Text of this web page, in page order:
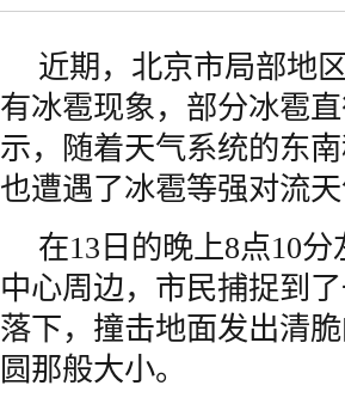
近期，北京市局部地
有冰雹现象，部分冰雹
示，随着天气系统的东
也遭遇了冰雹等强对流天
在13日的晚上8点10
中心周边，市民捕捉到
落下，撞击地面发出清
圆那般大小。